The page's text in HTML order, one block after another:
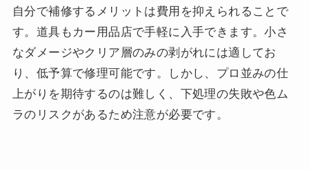
自分で補修するメリットは費用を抑えられることで
す。道具もカー用品店で手軽に入手できます。小さ
なダメージやクリア層のみの剥がれには適してお
り、低予算で修理可能です。しかし、プロ並みの仕
上がりを期待するのは難しく、下処理の失敗や色ム
ラのリスクがあるため注意が必要です。